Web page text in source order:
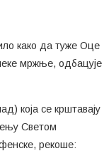
како да туже Оце
мржње, одбацује
која се крштавају
Светом
рекоше: